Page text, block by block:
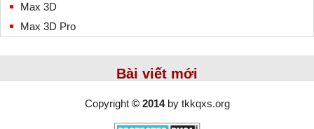
Max 3D
Max 3D Pro
Bài viết mới
Copyright © 2014by tkkqxs.org